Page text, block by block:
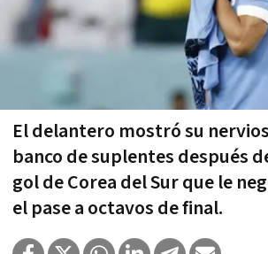
El delantero mostró su
banco de suplentes después
gol de Corea del Sur que le
el pase a octavos de final.